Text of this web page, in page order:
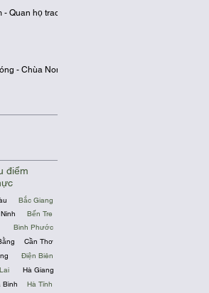
- Quan họ trao
- Chùa Non
điểm
Bắc Giang
Bến Tre
Bình Phước
Cần Thơ
Điện Biên
Hà Giang
Bình
Hà Tĩnh